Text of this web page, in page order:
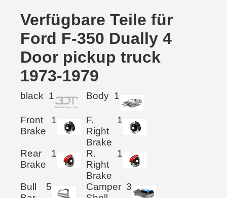
Verfügbare Teile für
Ford F-350 Dually 4
Door pickup truck
1973-1979
black 1 Body 1
Front
Brake
1
F.
Right
Brake
1
Rear
Brake
1
R.
Right
Brake
1
Bull
5
Camper 3